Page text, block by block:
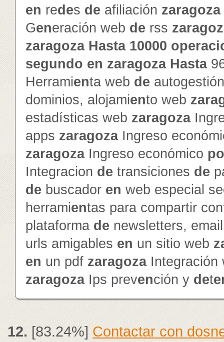
en redes de afiliación zaragoza
Generación web de rss
zaragoza Hasta 10000
segundo en zaragoza Hasta
Herramienta web de
dominios, alojamiento web
estadísticas web zaragoza
apps zaragozaIngreso
zaragozaIngreso económico
Integracion de transiciones de
de buscador en web especial
herramientas para compartir
plataforma de newsletters,
urls amigables en un sitio web
en un pdf zaragozaIntegración
zaragozaIps prevención y det
12. [83.24%] Contactar con